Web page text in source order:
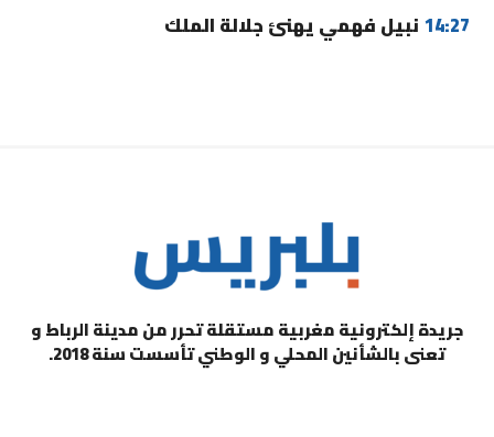
14:27 نبيل فهمي يهنئ جلالة الملك
جريدة إلكترونية مغربية مستقلة تحرر من مدينة الرباط و
تعنى بالشأنين المحلي و الوطني تأسست سنة 2018.